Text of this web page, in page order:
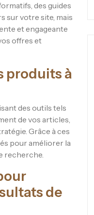
des guides
sur votre site, mais
et engageante
offres et
produits à
des outils tels
de vos articles,
Grâce à ces
pour améliorer la
recherche.
de